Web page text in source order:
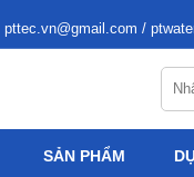
pttec.vn@gmail.com /
SẢN PHẨM